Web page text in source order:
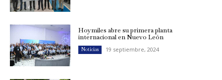
Hoymiles abre su primera planta
internacional en Nuevo León
Noticias 19 septiembre, 2024